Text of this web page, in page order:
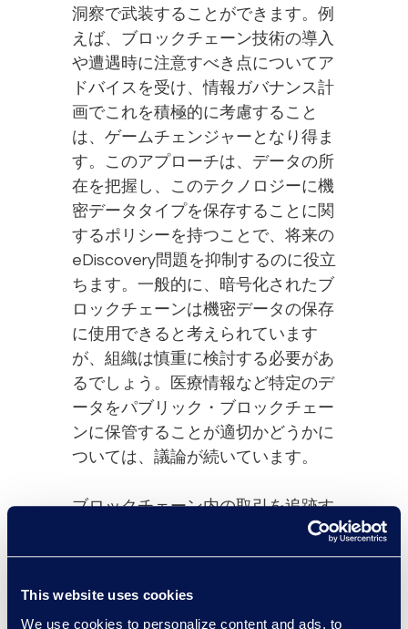
This website uses cookies
We use cookies to personalize content and ads, to
洞察で武装することができます。例
えば、ブロックチェーン技術の導入
や遭遇時に注意すべき点についてア
ドバイスを受け、情報ガバナンス計
画でこれを積極的に考慮すること
は、ゲームチェンジャーとなり得ま
す。このアプローチは、データの所
在を把握し、このテクノロジーに機
密データタイプを保存することに関
するポリシーを持つことで、将来の
eDiscovery問題を抑制するのに役立
ちます。一般的に、暗号化されたブ
ロックチェーンは機密データの保存
に使用できると考えられています
が、組織は慎重に検討する必要があ
るでしょう。医療情報など特定のデ
ータをパブリック・ブロックチェー
ンに保管することが適切かどうかに
ついては、議論が続いています。
ブロックチェーン内の取引を追跡す
ることは困難なため、電子証拠開示
にはフォレンジック機能が不可欠で
与レベルに応じて、マネージド サ